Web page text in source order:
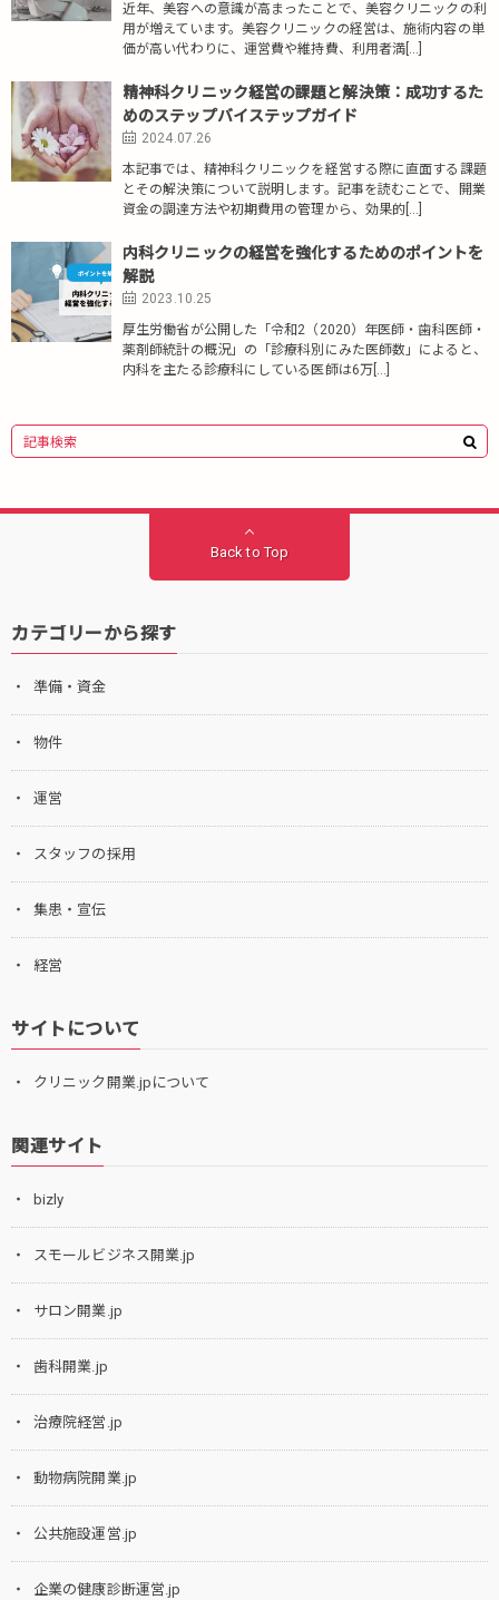
近年、美容への意識が高まったことで、美容クリニックの利
用が増えています。美容クリニックの経営は、施術内容の単
価が高い代わりに、運営費や維持費、利用者満[…]
精神科クリニック経営の課題と解決策：成功するた
めのステップバイステップガイド
2024.07.26
本記事では、精神科クリニックを経営する際に直面する課題
とその解決策について説明します。記事を読むことで、開業
資金の調達方法や初期費用の管理から、効果的[…]
内科クリニックの経営を強化するためのポイントを
解説
2023.10.25
厚生労働省が公開した「令和2（2020）年医師・歯科医師・
薬剤師統計の概況」の「診療科別にみた医師数」によると、
内科を主たる診療科にしている医師は6万[…]
Back to Top
カテゴリーから探す
準備・資金
物件
運営
スタッフの採用
集患・宣伝
経営
サイトについて
クリニック開業.jpについて
関連サイト
bizly
スモールビジネス開業.jp
サロン開業.jp
歯科開業.jp
治療院経営.jp
動物病院開業.jp
公共施設運営.jp
企業の健康診断運営.jp